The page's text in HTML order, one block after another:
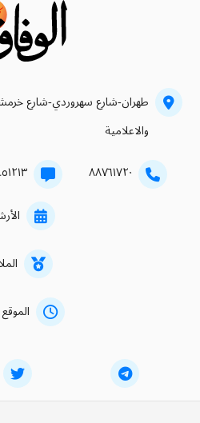
طهران-شارع سهروردي-شارع
والاعلامية
۸۸۷٦۱۷۲۰